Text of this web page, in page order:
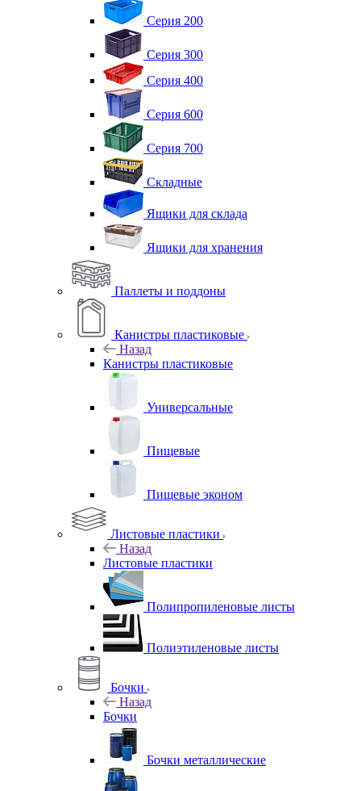
Серия 200
Серия 300
Серия 400
Серия 600
Серия 700
Складные
Ящики для склада
Ящики для хранения
Паллеты и поддоны
Канистры пластиковые
Назад
Канистры пластиковые
Универсальные
Пищевые
Пищевые эконом
Листовые пластики
Назад
Листовые пластики
Полипропиленовые листы
Полиэтиленовые листы
Бочки
Назад
Бочки
Бочки металлические